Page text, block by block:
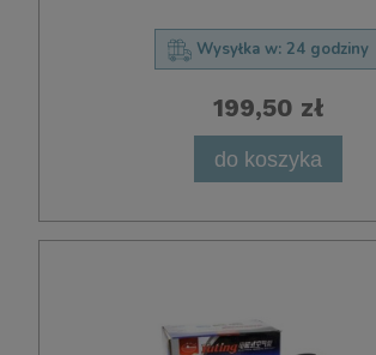
Wysyłka w: 24 godziny
199,50 zł
do koszyka